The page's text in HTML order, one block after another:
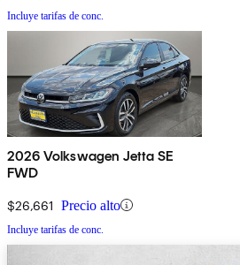
Incluye tarifas de conc.
2026 Volkswagen Jetta SE
FWD
$26,661 Precio alto
Incluye tarifas de conc.